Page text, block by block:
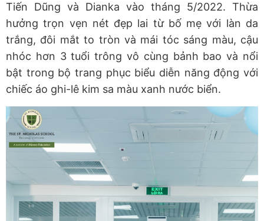
Tiến Dũng và Dianka vào tháng 5/2022. Thừa
hưởng trọn vẹn nét đẹp lai từ bố mẹ với làn da
trắng, đôi mắt to tròn và mái tóc sáng màu, cậu
nhóc hơn 3 tuổi trông vô cùng bảnh bao và nổi
bật trong bộ trang phục biểu diễn năng động với
chiếc áo ghi-lê kim sa màu xanh nước biển.